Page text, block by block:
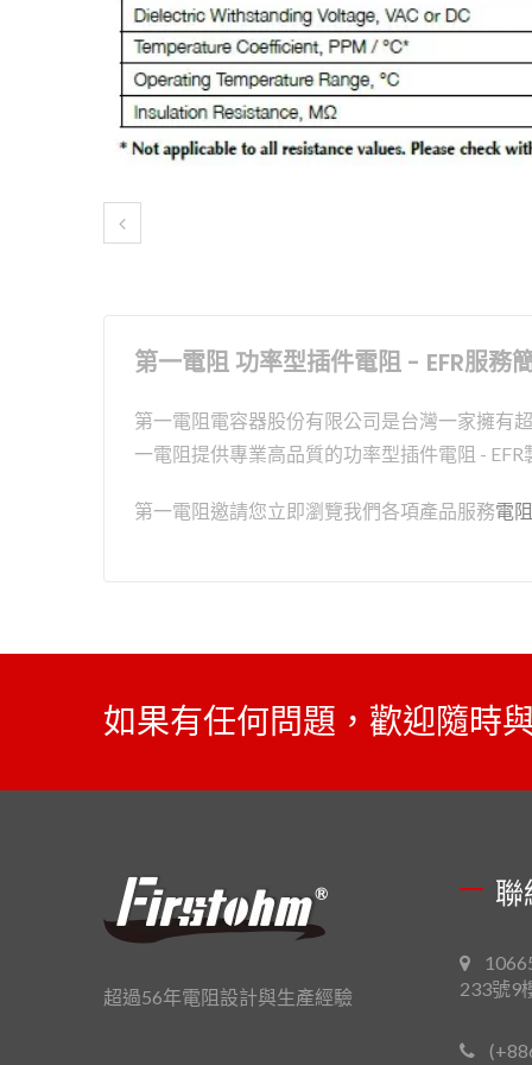
第一電阻 功率型插件電阻 - EFR服務
第一電阻電容器股份有限公司是台灣一家擁有
一電阻提供專業高品質的功率型插件電阻 -
第一電阻邀請您立即瀏覽我們各項產品服務電阻
如果有任何問題，歡迎隨時
超過56年電阻設計與生產經驗
聯
233號9